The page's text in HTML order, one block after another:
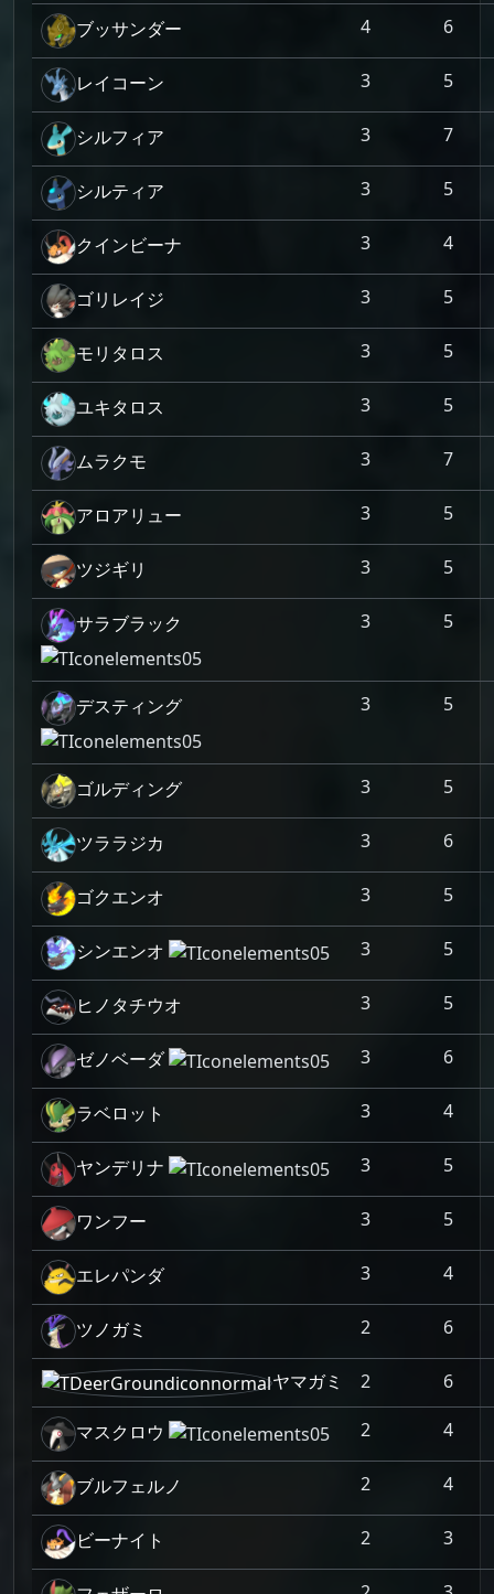
ブッサンダー 4 6
レイコーン 3 5
シルフィア 3 7
シルティア 3 5
クインビーナ 3 4
ゴリレイジ 3 5
モリタロス 3 5
ユキタロス 3 5
ムラクモ 3 7
アロアリュー 3 5
ツジギリ 3 5
サラブラック 3 5
デスティング 3 5
ゴルディング 3 5
ツララジカ 3 6
ゴクエンオ 3 5
シンエンオ 3 5
ヒノタチウオ 3 5
ゼノベーダ 3 6
ラベロット 3 4
ヤンデリナ 3 5
ワンフー 3 5
エレパンダ 3 4
ツノガミ 2 6
ヤマガミ 2 6
マスクロウ 2 4
ブルフェルノ 2 4
ビーナイト 2 3